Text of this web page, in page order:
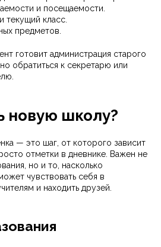
и посещаемости.
текущий класс.
предметов.
готовит администрация старого
обратиться к секретарю или
новую школу?
— это шаг, от которого зависит
отметки в дневнике. Важен не
но и то, насколько
чувствовать себя в
и находить друзей.